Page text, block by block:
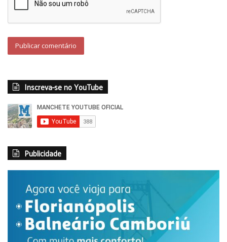
Inscreva-se no YouTube
Publicidade